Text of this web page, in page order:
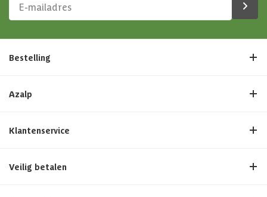
Bestelling
Azalp
Klantenservice
Veilig betalen